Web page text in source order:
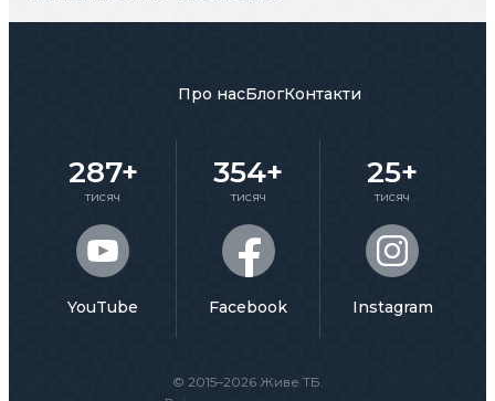
© 2015–2026 Живе ТБ.
Про насБлогКонтакти
287+
тисяч
YouTube
354+
тисяч
Facebook
25+
тисяч
Instagram